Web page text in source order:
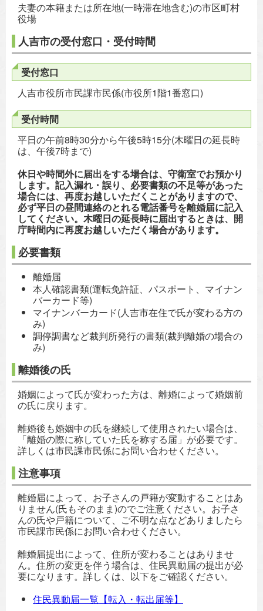
夫妻の本籍または所在地(一時滞在地含む)の市区町村
役場
人吉市の受付窓口・受付時間
受付窓口
人吉市役所市民課市民係(市役所1階1番窓口)
受付時間
平日の午前8時30分から午後5時15分(木曜日の延長時
は、午後7時まで)
休日や時間外に届出をする場合は、守衛室でお預かり
します。記入漏れ・誤り、必要書類の不足等があった
場合には、再度お越しいただくことがありますので、
必ず平日の昼間連絡のとれる電話番号を離婚届に記入
してください。木曜日の延長時に届出するときは、開
庁時間内に再度お越しいただく場合があります。
必要書類
離婚届
本人確認書類(運転免許証、パスポート、マイナン
バーカード等)
マイナンバーカード(人吉市在住で氏が変わる方の
み)
調停調書など裁判所発行の書類(裁判離婚の場合の
み)
離婚後の氏
婚姻によって氏が変わった方は、離婚によって婚姻前
の氏に戻ります。
離婚後も婚姻中の氏を継続して使用されたい場合は、
「離婚の際に称していた氏を称する届」が必要です。
詳しくは市民課市民係にお問い合わせください。
注意事項
離婚届によって、お子さんの戸籍が変動することはあ
りません(氏もそのまま)のでご注意ください。お子さ
んの氏や戸籍について、ご不明な点などありましたら
市民課市民係にお問い合わせください。
離婚届提出によって、住所が変わることはありませ
ん。住所の変更を伴う場合は、住民異動届の提出が必
要になります。詳しくは、以下をご確認ください。
住民異動届一覧【転入・転出届等】